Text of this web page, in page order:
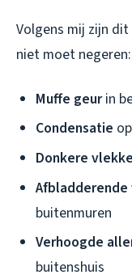
Volgens mij zijn
niet moet negeren:
Muffe geurin
Condensatie
Donkere
buitenmuren
Verhoogde
buitenshuis